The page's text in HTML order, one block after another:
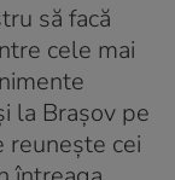
să facă
cele mai
la Brașov pe
reunește cei